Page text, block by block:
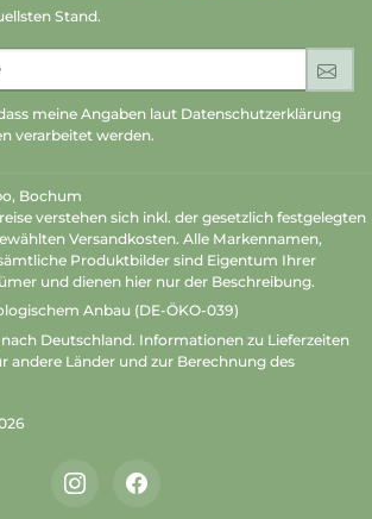
Stand.
meine Angaben laut Datenschutzerklärung
verarbeitet werden.
Bochum
verstehen sich inkl. der gesetzlich festgelegten
Versandkosten. Alle Markennamen,
Produktbilder sind Eigentum Ihrer
und dienen hier nur der Beschreibung.
Anbau (DE-ÖKO-039)
Deutschland. Informationen zu Lieferzeiten
andere Länder und zur Berechnung des
InstagramFacebook